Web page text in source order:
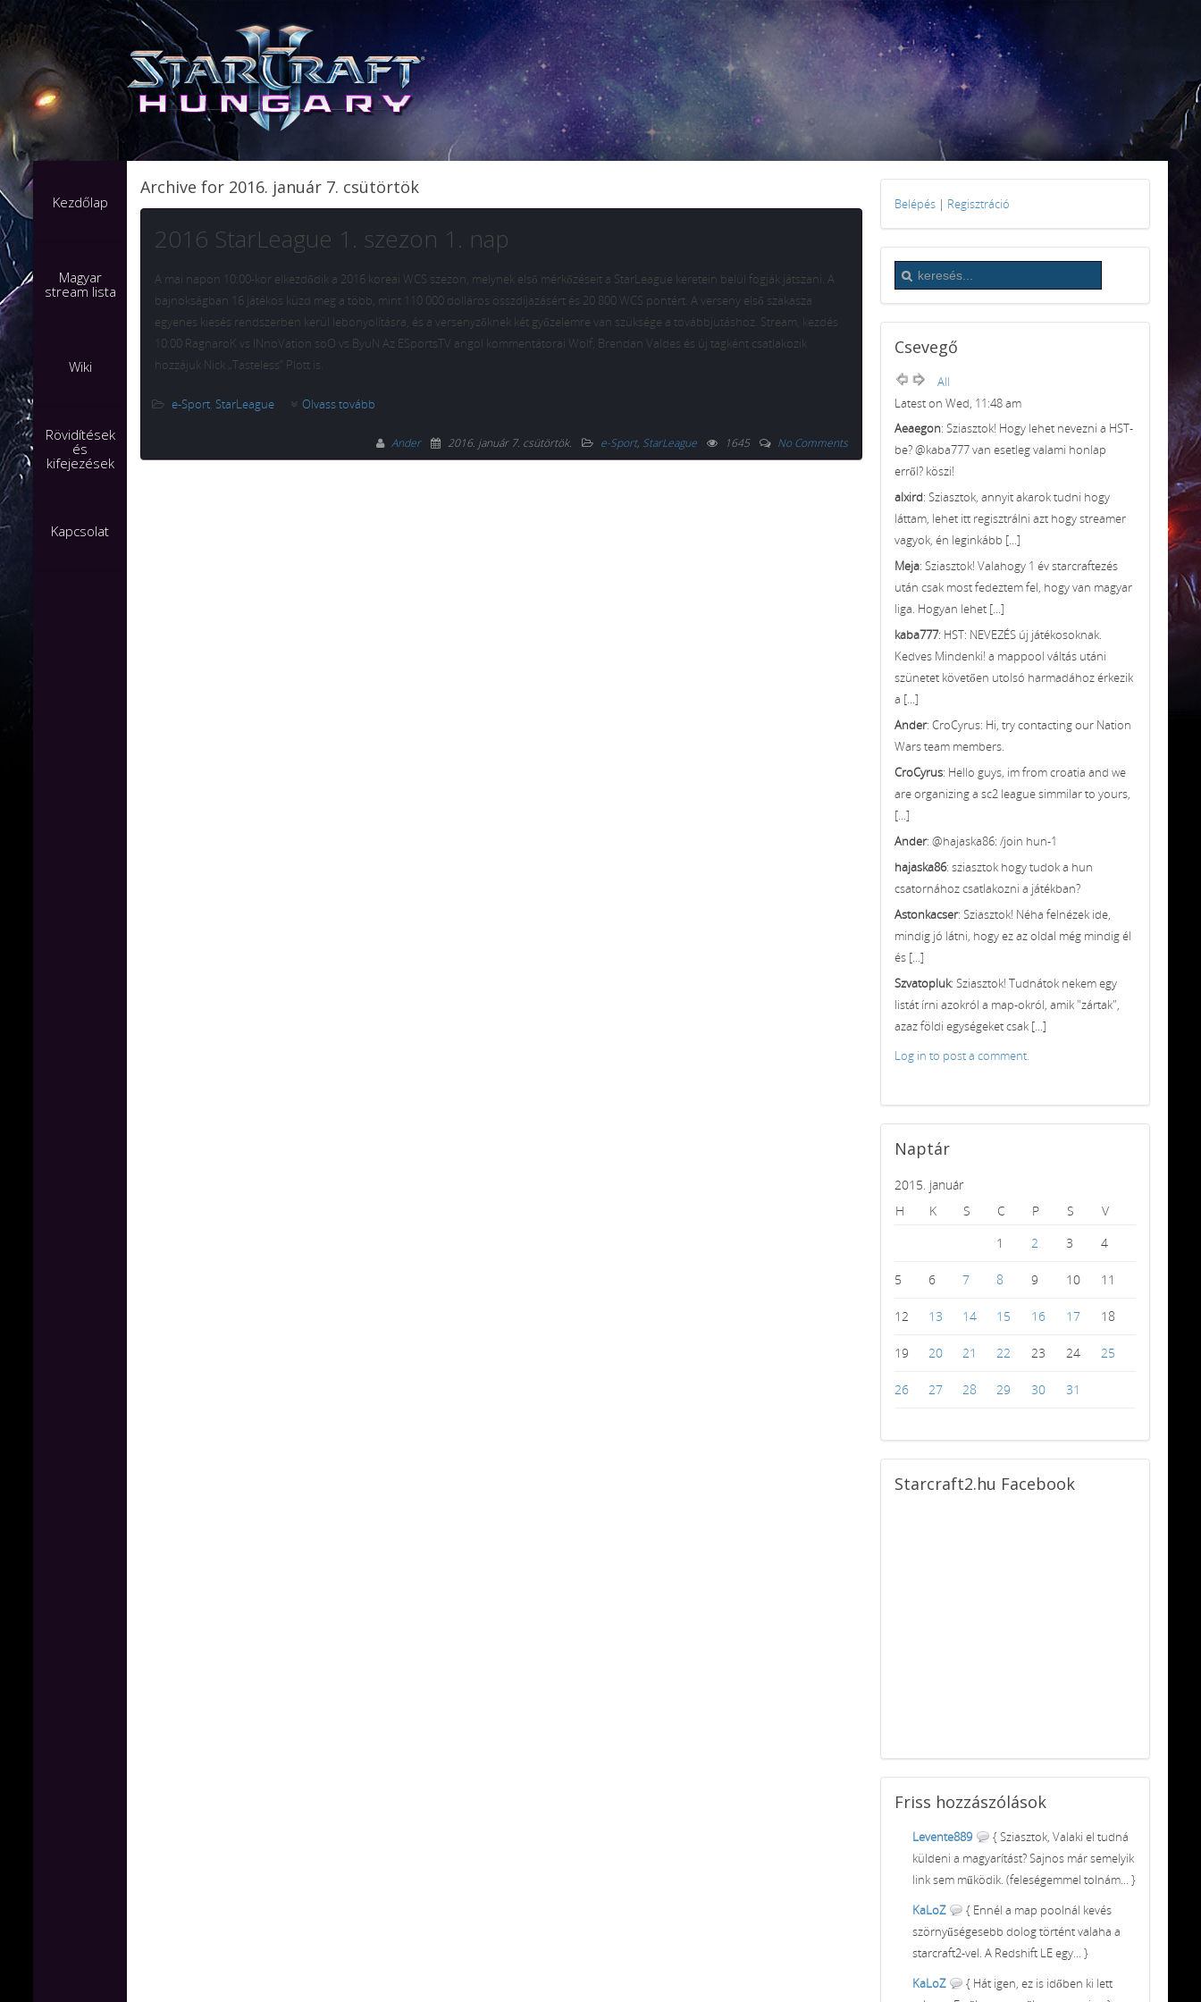
Kezdőlap
Magyar
stream lista
Wiki
Rövidítések
és
kifejezések
Kapcsolat
Archive for 2016. január 7. csütörtök
2016 StarLeague 1. szezon 1. nap
A mai napon 10:00-kor elkezdődik a 2016 koreai WCS szezon, melynek első mérkőzéseit a StarLeague keretein belül fogják játszani. A
bajnokságban 16 játékos küzd meg a több, mint 110 000 dolláros összdíjazásért és 20 800 WCS pontért. A verseny első szakasza
egyenes kiesés rendszerben kerül lebonyolításra, és a versenyzőknek két győzelemre van szüksége a továbbjutáshoz. Stream, kezdés
10:00 RagnaroK vs INnoVation soO vs ByuN Az ESportsTV angol kommentátorai Wolf, Brendan Valdes és új tagként csatlakozik
hozzájuk Nick „Tasteless” Plott is.
e-Sport, StarLeague Olvass tovább
Ander 2016. január 7. csütörtök. e-Sport, StarLeague 1645 No Comments
Belépés | Regisztráció
Csevegő
All
Latest on Wed, 11:48 am
Aeaegon: Sziasztok! Hogy lehet nevezni a HST-
be? @kaba777 van esetleg valami honlap
erről? köszi!
alxird: Sziasztok, annyit akarok tudni hogy
láttam, lehet itt regisztrálni azt hogy streamer
vagyok, én leginkább [...]
Meja: Sziasztok! Valahogy 1 év starcraftezés
után csak most fedeztem fel, hogy van magyar
liga. Hogyan lehet [...]
kaba777: HST: NEVEZÉS új játékosoknak.
Kedves Mindenki! a mappool váltás utáni
szünetet követően utolsó harmadához érkezik
a [...]
Ander: CroCyrus: Hi, try contacting our Nation
Wars team members.
CroCyrus: Hello guys, im from croatia and we
are organizing a sc2 league simmilar to yours,
[...]
Ander: @hajaska86: /join hun-1
hajaska86: sziasztok hogy tudok a hun
csatornához csatlakozni a játékban?
Astonkacser: Sziasztok! Néha felnézek ide,
mindig jó látni, hogy ez az oldal még mindig él
és [...]
Szvatopluk: Sziasztok! Tudnátok nekem egy
listát írni azokról a map-okról, amik "zártak",
azaz földi egységeket csak [...]
Log in to post a comment.
Naptár
2015. január
H
K S C P S
V
1
2 3 4
5 6 7 8 9 10 11
12 13 14 15 16 17 18
19 20 21 22 23 24 25
26 27 28 29 30 31
Starcraft2.hu Facebook
Friss hozzászólások
Levente889
{ Sziasztok, Valaki el tudná
küldeni a magyarítást? Sajnos már semelyik
link sem működik. (feleségemmel tolnám... }
KaLoZ
{ Ennél a map poolnál kevés
szörnyűségesebb dolog történt valaha a
starcraft2-vel. A Redshift LE egy... }
KaLoZ
{ Hát igen, ez is időben ki lett